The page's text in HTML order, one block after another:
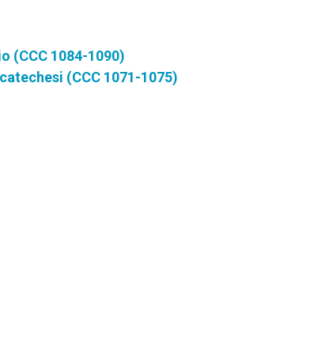
(CCC 1084-1090)
(CCC 1071-1075)